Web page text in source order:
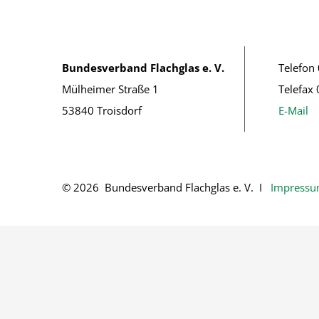
Bundesverband Flachglas e. V.
Mülheimer Straße 1
53840 Troisdorf
Telefon
Telefax
E-Mail
© 2026 Bundesverband Flachglas e. V. Ι